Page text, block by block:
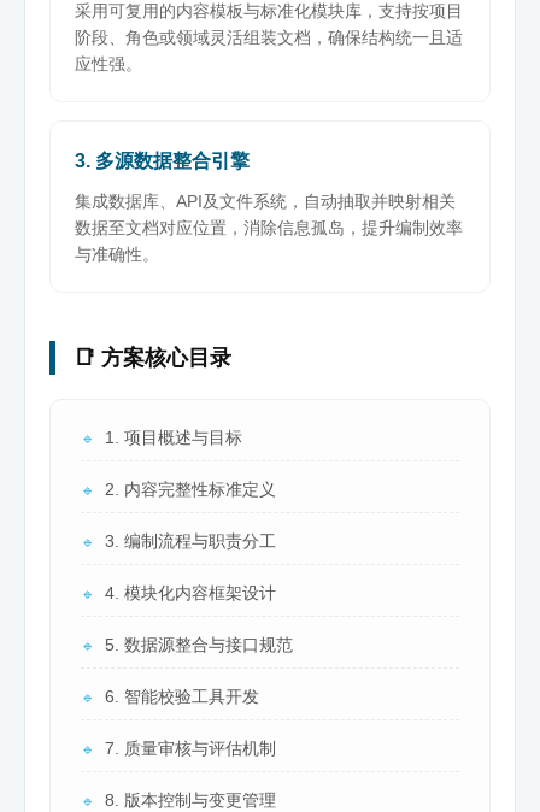
采用可复用的内容模板与标准化模块库，支持按项目
阶段、角色或领域灵活组装文档，确保结构统一且适
应性强。
3. 多源数据整合引擎
集成数据库、API及文件系统，自动抽取并映射相关
数据至文档对应位置，消除信息孤岛，提升编制效率
与准确性。
📑 方案核心目录
🔹 1. 项目概述与目标
🔹 2. 内容完整性标准定义
🔹 3. 编制流程与职责分工
🔹 4. 模块化内容框架设计
🔹 5. 数据源整合与接口规范
🔹 6. 智能校验工具开发
🔹 7. 质量审核与评估机制
🔹 8. 版本控制与变更管理